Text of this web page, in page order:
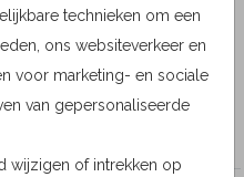
technieken om een
ons websiteverkeer en
voor marketing- en sociale
van gepersonaliseerde
wijzigen of intrekken op